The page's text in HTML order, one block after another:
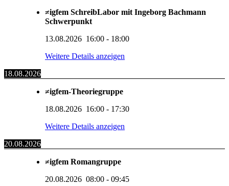
≠igfem SchreibLabor mit Ingeborg Bachmann
Schwerpunkt
13.08.2026 16:00 - 18:00
Weitere Details anzeigen
18.08.2026
≠igfem-Theoriegruppe
18.08.2026 16:00 - 17:30
Weitere Details anzeigen
20.08.2026
≠igfem Romangruppe
20.08.2026 08:00 - 09:45